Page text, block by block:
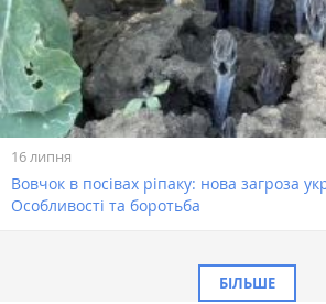
16 липня
Вовчок в посівах ріпаку: нова загроза
Особливості та боротьба
БІЛЬШЕ